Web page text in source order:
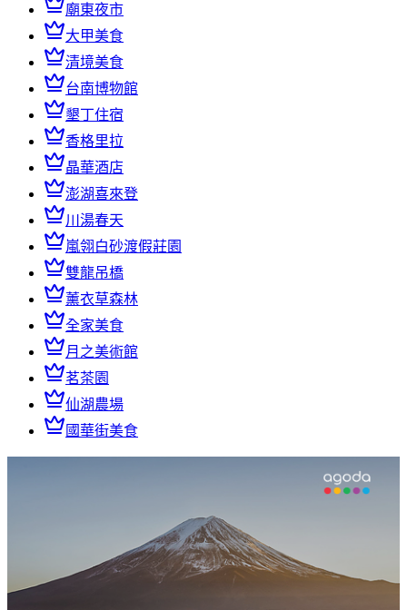
廟東夜市
大甲美食
清境美食
台南博物館
墾丁住宿
香格里拉
晶華酒店
澎湖喜來登
川湯春天
嵐翎白砂渡假莊園
雙龍吊橋
薰衣草森林
全家美食
月之美術館
茗茶園
仙湖農場
國華街美食